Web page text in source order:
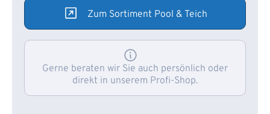
Zum Sortiment Pool & Teich
Gerne beraten wir Sie auch persönlich oder
direkt in unserem Profi-Shop.